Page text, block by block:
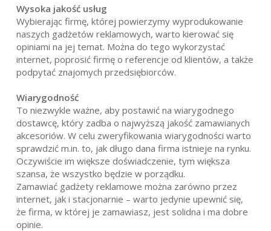
Wysoka jakość usług
Wybierając firmę, której powierzymy wyprodukowanie
naszych gadżetów reklamowych, warto kierować się
opiniami na jej temat. Można do tego wykorzystać
internet, poprosić firmę o referencje od klientów, a także
podpytać znajomych przedsiębiorców.
Wiarygodność
To niezwykle ważne, aby postawić na wiarygodnego
dostawcę, który zadba o najwyższą jakość zamawianych
akcesoriów. W celu zweryfikowania wiarygodności warto
sprawdzić m.in. to, jak długo dana firma istnieje na rynku.
Oczywiście im większe doświadczenie, tym większa
szansa, że wszystko będzie w porządku.
Zamawiać gadżety reklamowe można zarówno przez
internet, jak i stacjonarnie – warto jedynie upewnić się,
że firma, w której je zamawiasz, jest solidna i ma dobre
opinie.